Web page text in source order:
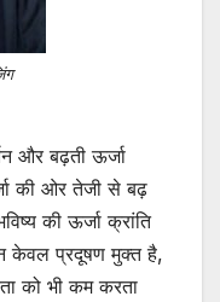
और बढ़ती ऊर्जा
की ओर तेजी से बढ़
की ऊर्जा क्रांति
केवल प्रदूषण मुक्त है,
को भी कम करता